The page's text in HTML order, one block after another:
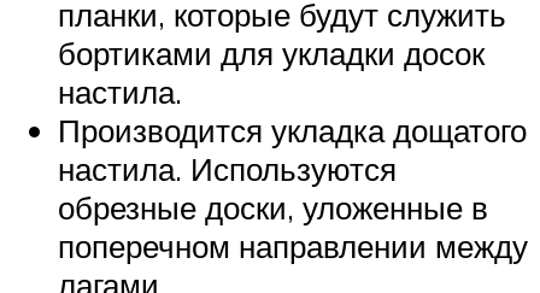
планки, которые будут служить
бортиками для укладки досок
настила.
Производится укладка дощатого
настила. Используются
обрезные доски, уложенные в
поперечном направлении между
лагами.